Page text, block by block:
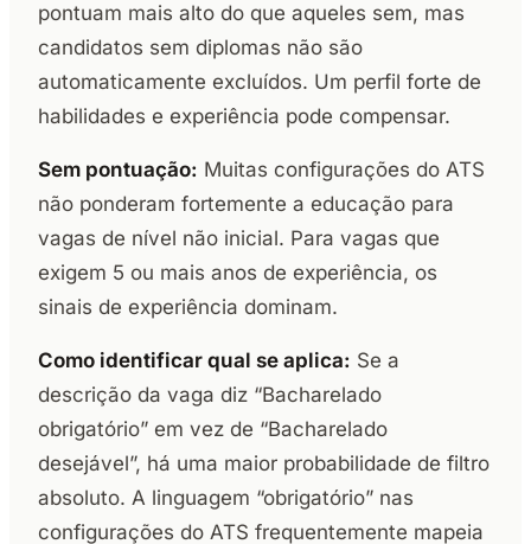
pontuam mais alto do que aqueles sem, mas
candidatos sem diplomas não são
automaticamente excluídos. Um perfil forte de
habilidades e experiência pode compensar.
Sem pontuação: Muitas configurações do ATS
não ponderam fortemente a educação para
vagas de nível não inicial. Para vagas que
exigem 5 ou mais anos de experiência, os
sinais de experiência dominam.
Como identificar qual se aplica: Se a
descrição da vaga diz “Bacharelado
obrigatório” em vez de “Bacharelado
desejável”, há uma maior probabilidade de filtro
absoluto. A linguagem “obrigatório” nas
configurações do ATS frequentemente mapeia